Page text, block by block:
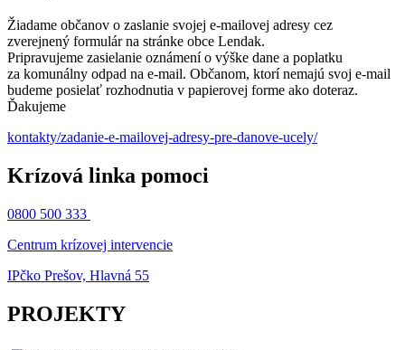
Žiadame občanov o zaslanie svojej e-mailovej adresy cez
zverejnený formulár na stránke obce Lendak.
Pripravujeme zasielanie oznámení o výške dane a poplatku
za komunálny odpad na e-mail. Občanom, ktorí nemajú svoj e-mail
budeme posielať rozhodnutia v papierovej forme ako doteraz.
Ďakujeme
kontakty/zadanie-e-mailovej-adresy-pre-danove-ucely/
Krízová linka pomoci
0800 500 333
Centrum krízovej intervencie
IPčko Prešov, Hlavná 55
PROJEKTY